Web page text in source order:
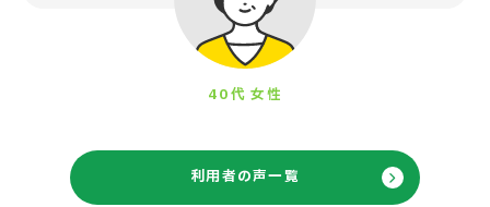
40代 女性
利用者の声一覧